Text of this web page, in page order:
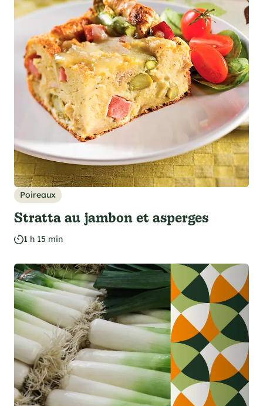
Poireaux
Stratta au jambon et asperges
1 h 15 min